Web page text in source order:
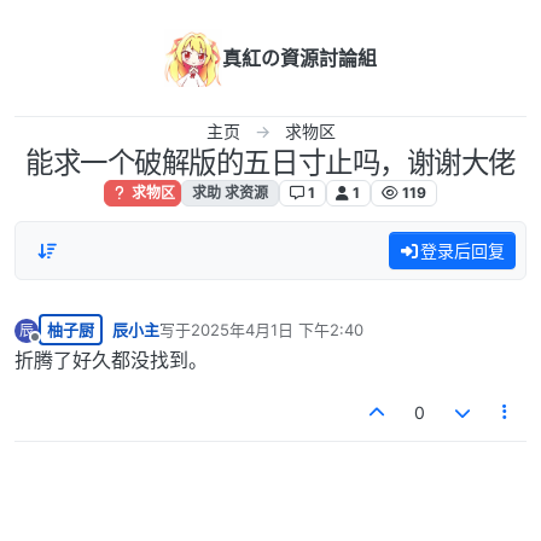
真紅の資源討論組
主页 求物区
能求一个破解版的五日寸止吗，谢谢大佬
求物区 求助 求资源 1 1 119
登录后回复
辰
离线
柚子厨 辰小主写于2025年4月1日 下午2:40
最后由 编辑
折腾了好久都没找到。
0